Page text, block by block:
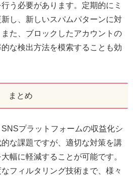
う必要があります。定期的にミ
し、新しいスパムパターンに対
た、ブロックしたアカウントの
な検出方法を模索することも効
まとめ
プラットフォームの収益化シ
な課題ですが、適切な対策を講
幅に軽減することが可能です。
フィルタリング技術まで、様々